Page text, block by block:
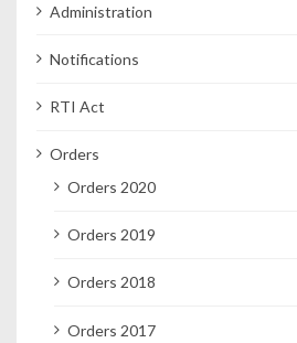
Administration
Notifications
RTI Act
Orders
Orders 2020
Orders 2019
Orders 2018
Orders 2017